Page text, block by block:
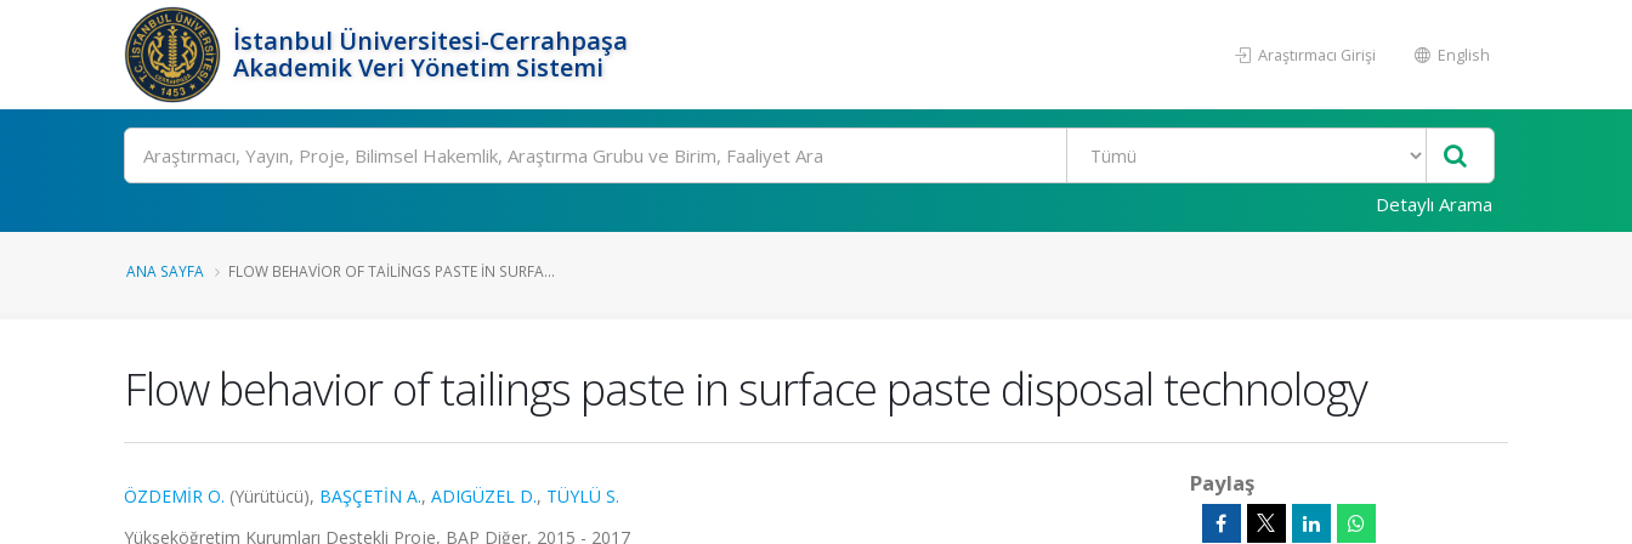
İstanbul Üniversitesi-Cerrahpaşa
Akademik Veri Yönetim Sistemi
Araştırmacı Girişi English
Ara
Detaylı Arama
ANA SAYFA FLOW BEHAVIOR OF TAILINGS PASTE IN SURFA...
Flow behavior of tailings paste in surface paste disposal technology
ÖZDEMİR O. (Yürütücü), BAŞÇETİN A., ADIGÜZEL D., TÜYLÜ S.
Yükseköğretim Kurumları Destekli Proje, BAP Diğer, 2015 - 2017
Paylaş